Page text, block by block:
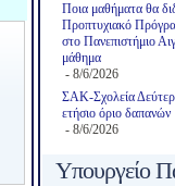
Ποια μαθήματα θα
Προπτυχιακό
στο Πανεπιστήμιο
μάθημα
- 8/6/2026
ΣΑΚ-Σχολεία
ετήσιο όριο δαπανών
- 8/6/2026
Υπουργείο